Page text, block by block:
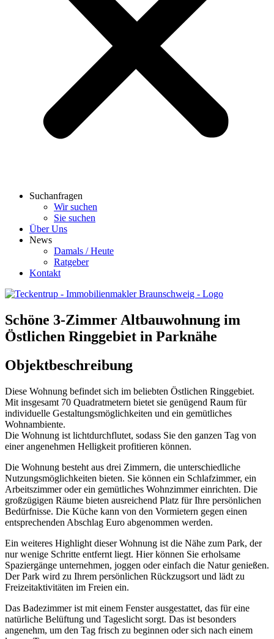
Suchanfragen
Wir suchen
Sie suchen
Über Uns
News
Damals / Heute
Ratgeber
Kontakt
Schöne 3-Zimmer Altbauwohnung im
Östlichen Ringgebiet in Parknähe
Objektbeschreibung
Diese Wohnung befindet sich im beliebten Östlichen Ringgebiet.
Mit insgesamt 70 Quadratmetern bietet sie genügend Raum für
individuelle Gestaltungsmöglichkeiten und ein gemütliches
Wohnambiente.
Die Wohnung ist lichtdurchflutet, sodass Sie den ganzen Tag von
einer angenehmen Helligkeit profitieren können.
Die Wohnung besteht aus drei Zimmern, die unterschiedliche
Nutzungsmöglichkeiten bieten. Sie können ein Schlafzimmer, ein
Arbeitszimmer oder ein gemütliches Wohnzimmer einrichten. Die
großzügigen Räume bieten ausreichend Platz für Ihre persönlichen
Bedürfnisse. Die Küche kann von den Vormietern gegen einen
entsprechenden Abschlag Euro abgenommen werden.
Ein weiteres Highlight dieser Wohnung ist die Nähe zum Park, der
nur wenige Schritte entfernt liegt. Hier können Sie erholsame
Spaziergänge unternehmen, joggen oder einfach die Natur genießen.
Der Park wird zu Ihrem persönlichen Rückzugsort und lädt zu
Freizeitaktivitäten im Freien ein.
Das Badezimmer ist mit einem Fenster ausgestattet, das für eine
natürliche Belüftung und Tageslicht sorgt. Das ist besonders
angenehm, um den Tag frisch zu beginnen oder sich nach einem